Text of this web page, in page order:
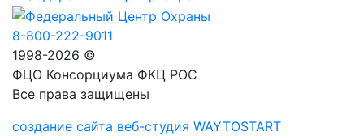
8-800-222-9011
1998-2026 ©
ФЦО Консорциума ФКЦ РОС
Все права защищены
создание сайта веб-студия WAYTOSTART